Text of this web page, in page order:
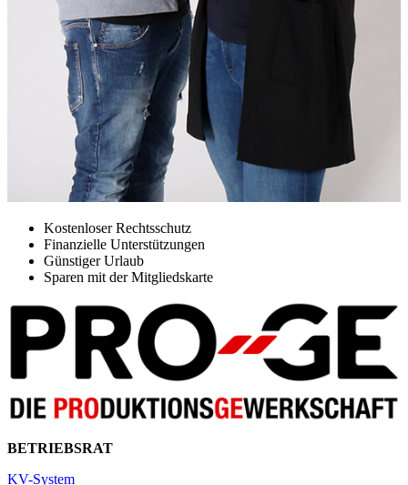
Kostenloser Rechtsschutz
Finanzielle Unterstützungen
Günstiger Urlaub
Sparen mit der Mitgliedskarte
BETRIEBSRAT
KV-System